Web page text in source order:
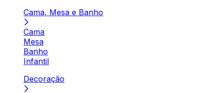
Cama, Mesa e Banho
Cama
Mesa
Banho
Infantil
Decoração